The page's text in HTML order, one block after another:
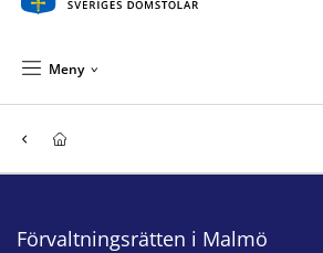
Meny
Förvaltningsrätten i Malmö